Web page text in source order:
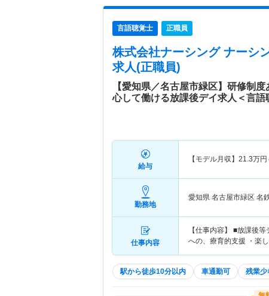
言語聴覚士 正職員
株式会社ナーシング ナーシ
求人(正職員)
【愛知県／名古屋市緑区】研修制
心して働ける放課後デイ求人＜言語
給与
【モデル月収】 21.3万円
勤務地
愛知県 名古屋市緑区 名
仕事内容
【仕事内容】 ■放課後
への、療育的支援 ・楽
駅から徒歩10分以内 車通勤可 残業少